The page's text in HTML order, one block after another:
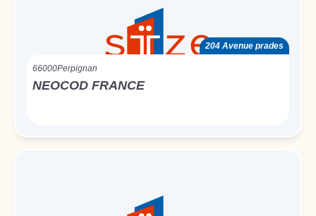
204 Avenue prades
66000Perpignan
NEOCOD FRANCE